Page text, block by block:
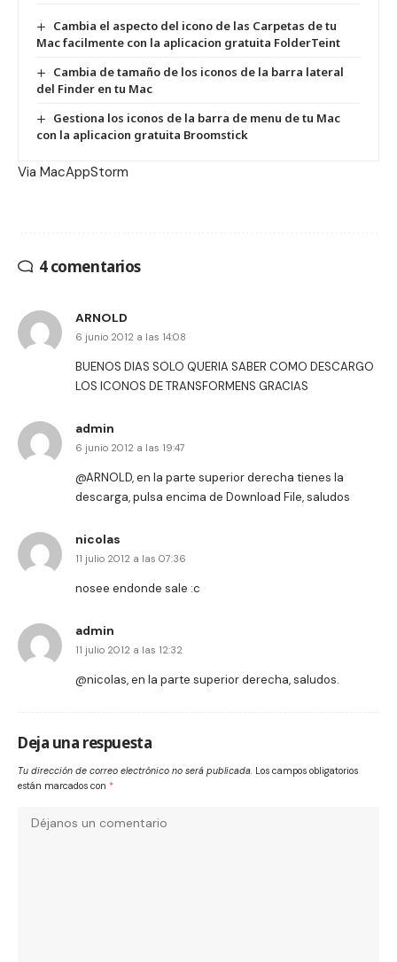
Cambia el aspecto del icono de las Carpetas de tu
Mac facilmente con la aplicacion gratuita FolderTeint
Cambia de tamaño de los iconos de la barra lateral
del Finder en tu Mac
Gestiona los iconos de la barra de menu de tu Mac
con la aplicacion gratuita Broomstick
Via MacAppStorm
4 comentarios
ARNOLD
6 junio 2012 a las 14:08
BUENOS DIAS SOLO QUERIA SABER COMO DESCARGO
LOS ICONOS DE TRANSFORMENS GRACIAS
admin
6 junio 2012 a las 19:47
@ARNOLD, en la parte superior derecha tienes la
descarga, pulsa encima de Download File, saludos
nicolas
11 julio 2012 a las 07:36
nosee endonde sale :c
admin
11 julio 2012 a las 12:32
@nicolas, en la parte superior derecha, saludos.
Deja una respuesta
Tu dirección de correo electrónico no será publicada. Los campos obligatorios
están marcados con *